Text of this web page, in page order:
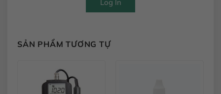
Log In
SẢN PHẨM TƯƠNG TỰ